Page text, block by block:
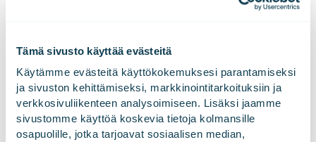
Tämä sivusto käyttää evästeitä
Käytämme evästeitä käyttökokemuksesi parantamiseksi
ja sivuston kehittämiseksi, markkinointitarkoituksiin ja
verkkosivuliikenteen analysoimiseen. Lisäksi jaamme
sivustomme käyttöä koskevia tietoja kolmansille
osapuolille, jotka tarjoavat sosiaalisen median,
tehtäisikään vain välttävällä tasolla tai siksi, että on
pakko – vaan siksi, että halutaan tehdä asiat
paremmin?